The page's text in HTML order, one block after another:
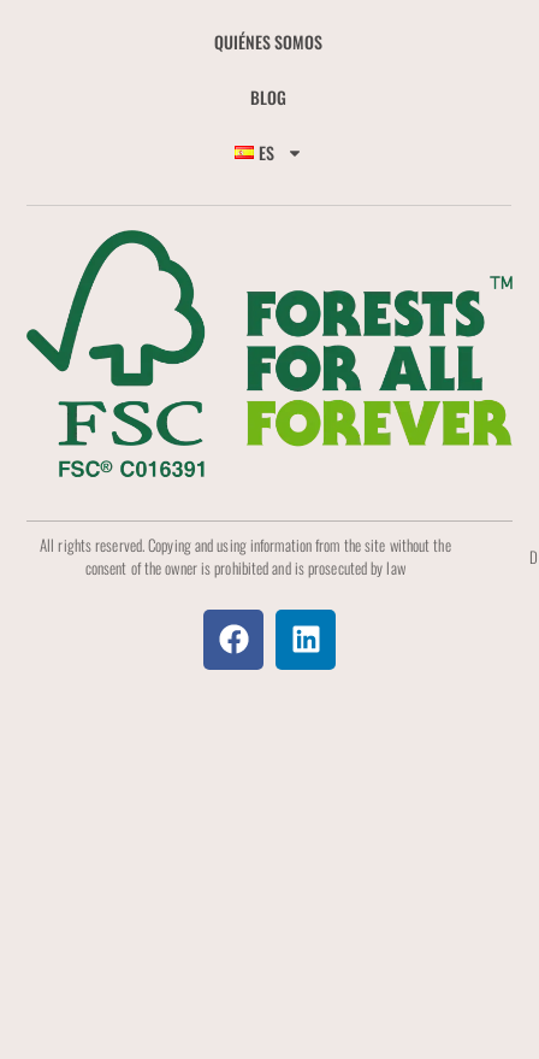
QUIÉNES SOMOS
BLOG
ES
All rights reserved. Copying and using information from the site without the
consent of the owner is prohibited and is prosecuted by law